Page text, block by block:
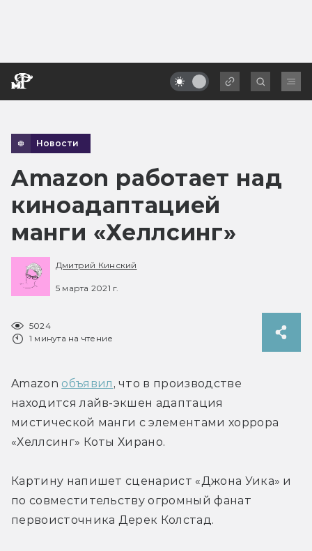
Новости
Amazon работает над
киноадаптацией
манги «Хеллсинг»
Дмитрий Кинский
5 марта 2021 г.
5024
1 минута на чтение
Amazon объявил , что в производстве
находится лайв-экшен адаптация
мистической манги с элементами хоррора
«Хеллсинг» Коты Хирано.
Картину напишет сценарист «Джона Уика» и
по совместительству огромный фанат
первоисточника Дерек Колстад.